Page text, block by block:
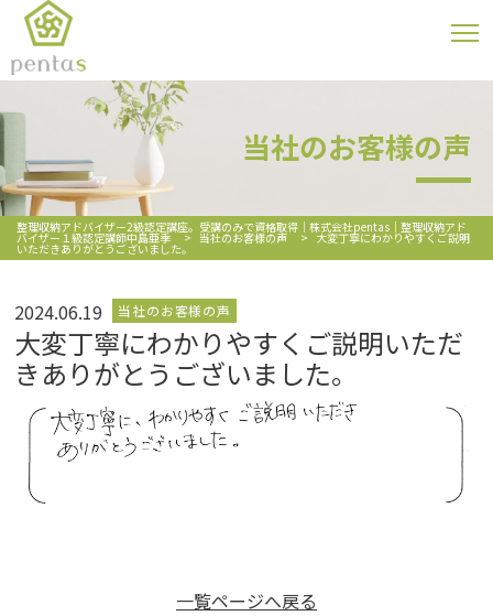
当社のお客様の声
整理収納アドバイザー2級認定講座。受講のみで資格取得｜株式会社pentas｜整理収納アド
バイザー１級認定講師中島亜季 > 当社のお客様の声 > 大変丁寧にわかりやすくご説明
いただきありがとうございました。
2024.06.19 当社のお客様の声
大変丁寧にわかりやすくご説明いただ
きありがとうございました。
一覧ページへ戻る